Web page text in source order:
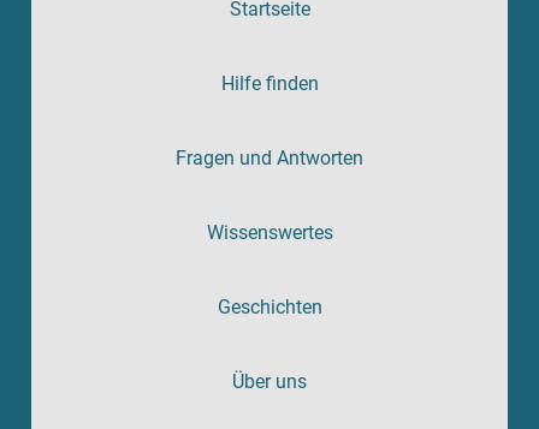
Startseite
Hilfe finden
Fragen und Antworten
Wissenswertes
Geschichten
Über uns